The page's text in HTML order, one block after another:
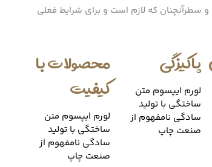
سطرآنچنان که لازم است و برای شرایط فعلی
پاکیزگی
لورم ایپسوم متن
ساختگی با تولید
سادگی نامفهوم از
صنعت چاپ
محصولات با
کیفیت
لورم ایپسوم متن
ساختگی با تولید
سادگی نامفهوم از
صنعت چاپ